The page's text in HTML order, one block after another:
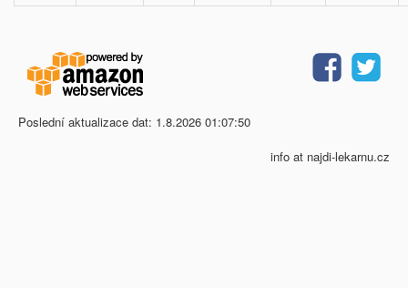
Poslední aktualizace dat: 1.8.2026 01:07:50
info at najdi-lekarnu.cz